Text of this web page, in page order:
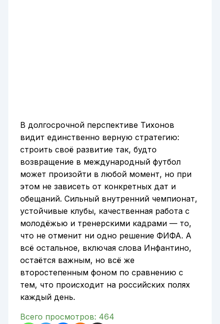
В долгосрочной перспективе Тихонов
видит единственно верную стратегию:
строить своё развитие так, будто
возвращение в международный футбол
может произойти в любой момент, но при
этом не зависеть от конкретных дат и
обещаний. Сильный внутренний чемпионат,
устойчивые клубы, качественная работа с
молодёжью и тренерскими кадрами — то,
что не отменит ни одно решение ФИФА. А
всё остальное, включая слова Инфантино,
остаётся важным, но всё же
второстепенным фоном по сравнению с
тем, что происходит на российских полях
каждый день.
Всего просмотров: 464